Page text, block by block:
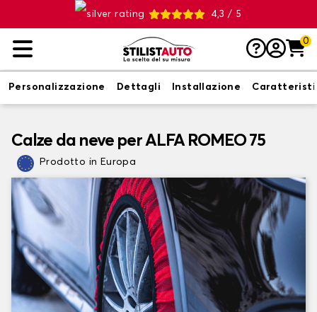
4,3 / 5
0
Personalizzazione Dettagli Installazione
Calze da neve per ALFA ROMEO 75
Prodotto in Europa